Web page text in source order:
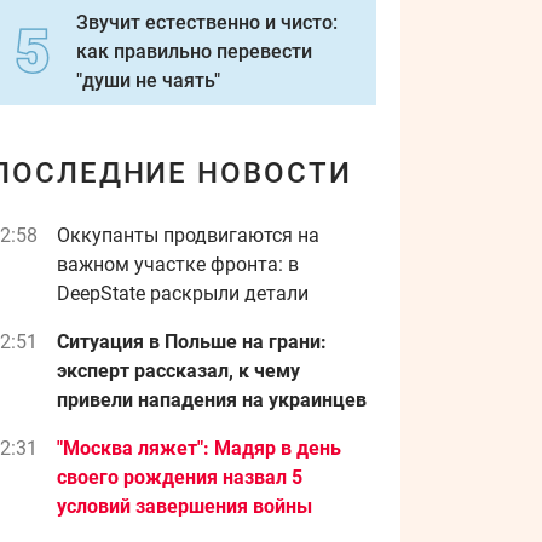
Звучит естественно и чисто:
как правильно перевести
"души не чаять"
НОВОСТИ
Оккупанты продвигаются на
важном участке фронта: в
DeepState раскрыли детали
Ситуация в Польше на грани:
эксперт рассказал, к чему
привели нападения на украинцев
"Москва ляжет": Мадяр в день
своего рождения назва л 5
условий завершения войны